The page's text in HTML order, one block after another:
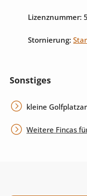
Lizenznummer:
Stornierung:
Sonstiges
kleine
Weitere Fincas